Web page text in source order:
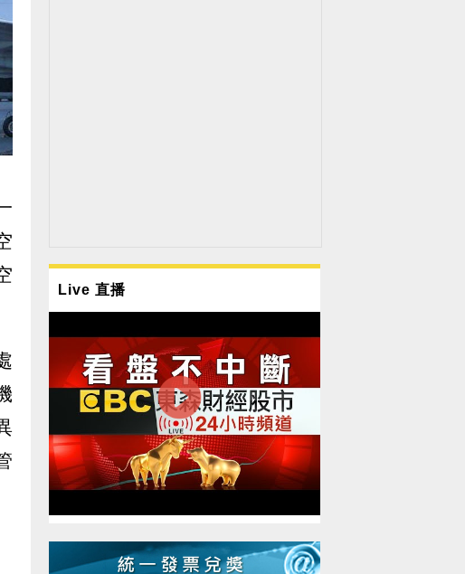
Live 直播